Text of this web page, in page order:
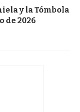
y la Tómbola
de 2026